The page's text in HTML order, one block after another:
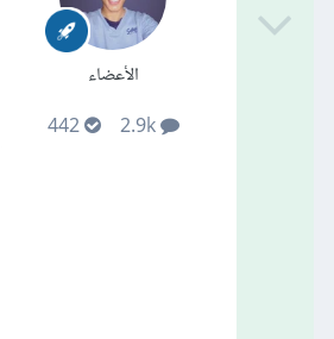
الأعضاء
2.9k
442